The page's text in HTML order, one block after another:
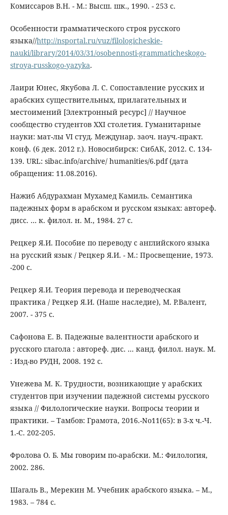
Комиссаров В.Н. - М.: Высш. шк., 1990. - 253 с.
Особенности грамматического строя русского
языка//http://nsportal.ru/vuz/filologicheskie-
nauki/library/2014/03/31/osobennosti-grammaticheskogo-
stroya-russkogo-yazyka.
Лаири Юнес, Якубова Л. С. Сопоставление русских и
арабских существительных, прилагательных и
местоимений [Электронный ресурс] // Научное
сообщество студентов XXI столетия. Гуманитарные
науки: мат-лы VI студ. Междунар. заоч. науч.-практ.
конф. (6 дек. 2012 г.). Новосибирск: СибАК, 2012. С. 134-
139. URL: sibac.info/archive/ humanities/6.pdf (дата
обращения: 11.08.2016).
Нажиб Абдурахман Мухамед Камиль. Семантика
падежных форм в арабском и русском языках: автореф.
дисс. … к. филол. н. М., 1984. 27 с.
Рецкер Я.И. Пособие по переводу с английского языка
на русский язык / Рецкер Я.И. - М.: Просвещение, 1973.
-200 с.
Рецкер Я.И. Теория перевода и переводческая
практика / Рецкер Я.И. (Наше наследие), М. Р.Валент,
2007. - 375 с.
Сафонова Е. В. Падежные валентности арабского и
русского глагола : автореф. дис. ... канд. филол. наук. М.
: Изд-во РУДН, 2008. 192 с.
Унежева М. К. Трудности, возникающие у арабских
студентов при изучении падежной системы русского
языка // Филологические науки. Вопросы теории и
практики. – Тамбов: Грамота, 2016.-No11(65): в 3-х ч.-Ч.
1.-С. 202-205.
Фролова О. Б. Мы говорим по-арабски. М.: Филология,
2002. 286.
Шагаль В., Мерекин М. Учебник арабского языка. – М.,
1983. – 784 с.